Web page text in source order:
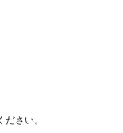
さい。